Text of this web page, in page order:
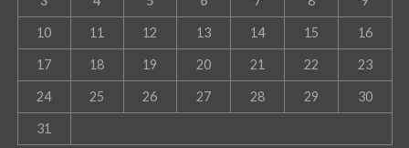
10 11 12 13 14 15 16
17 18 19 20 21 22 23
24 25 26 27 28 29 30
31